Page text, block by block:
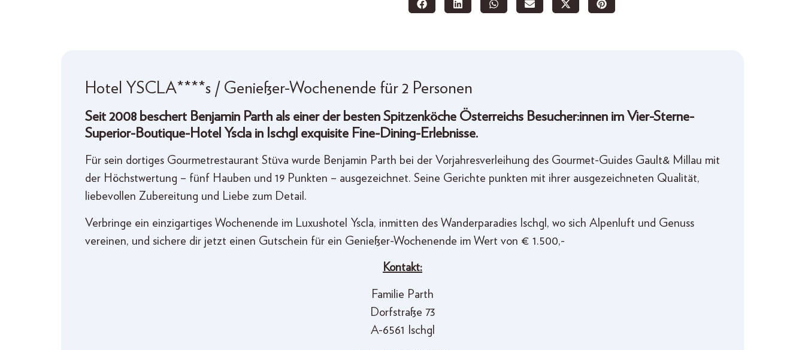
Hotel YSCLA****s / Genießer-Wochenende für 2 Personen
Seit 2008 beschert Benjamin Parth als einer der besten Spitzenköche Österreichs Besucher:innen im Vier-Sterne-
Superior-Boutique-Hotel Yscla in Ischgl exquisite Fine-Dining-Erlebnisse.
Für sein dortiges Gourmetrestaurant Stüva wurde Benjamin Parth bei der Vorjahresverleihung des Gourmet-Guides Gault& Millau mit
der Höchstwertung – fünf Hauben und 19 Punkten – ausgezeichnet. Seine Gerichte punkten mit ihrer ausgezeichneten Qualität,
liebevollen Zubereitung und Liebe zum Detail.
Verbringe ein einzigartiges Wochenende im Luxushotel Yscla, inmitten des Wanderparadies Ischgl, wo sich Alpenluft und Genuss
vereinen, und sichere dir jetzt einen Gutschein für ein Genießer-Wochenende im Wert von € 1.500,-
Kontakt:
Familie Parth
Dorfstraße 73
A-6561 Ischgl